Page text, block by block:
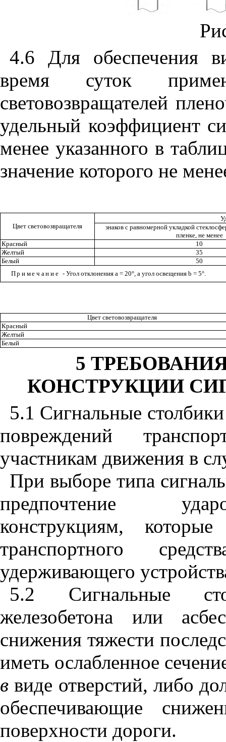
4.6 Для обеспечения
время суток
световозвращателей
удельный коэффициент
менее указанного в
значение которого не
Цвет световозвращателя
знаков с равномерной укладкой
пленке, не менее
Красный
10
Желтый
35
Белый
50
Примечание- Угол отклоненияa = 20°, а угол освещенияb = 5°.
Цвет световозвращателя
Красный
Желтый
Белый
5
КОНСТРУКЦИИ
5.1 Сигнальные
повреждений
участникам движения в
При выборе типа
предпочтение
конструкциям,
транспортного
удерживающего
5.2 Сигнальные
железобетона или
снижения тяжести
иметь ослабленное
в виде отверстий, либо
обеспечивающие
поверхности дороги.